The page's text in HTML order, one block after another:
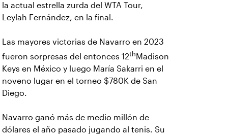
la actual estrella zurda del WTA Tour,
Leylah Fernández, en la final.
Las mayores victorias de Navarro en 2023
fueron sorpresas del entonces 12th Madison
Keys en México y luego María Sakarri en el
noveno lugar en el torneo $780K de San
Diego.
Navarro ganó más de medio millón de
dólares el año pasado jugando al tenis. Su